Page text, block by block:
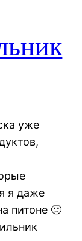
уже
я даже
питоне 🙂